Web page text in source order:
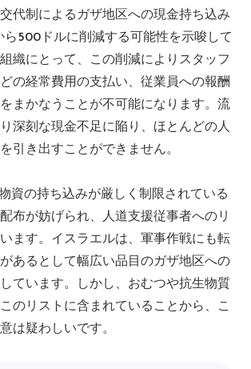
代制によるガザ地区への現金持ち込み
ら500ドルに削減する可能性を示唆して
織にとって、この削減によりスタッフ
の経常費用の支払い、従業員への報酬
まかなうことが不可能になります。流
深刻な現金不足に陥り、ほとんどの人
引き出すことができません。
資の持ち込みが厳しく制限されている
布が妨げられ、人道支援従事者へのリ
ます。イスラエルは、軍事作戦にも転
あるとして幅広い品目のガザ地区への
ています。しかし、おむつや抗生物質
のリストに含まれていることから、こ
は疑わしいです。